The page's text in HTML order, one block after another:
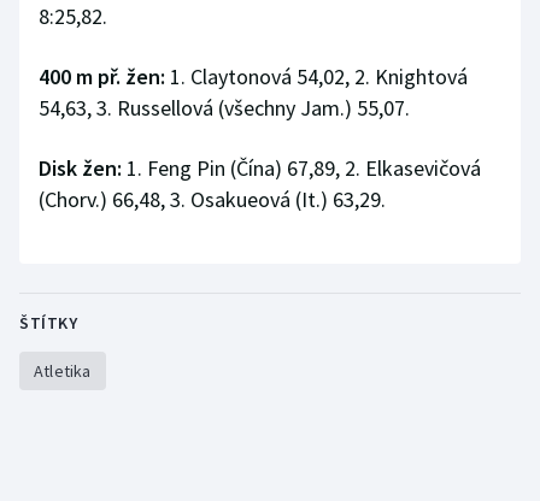
8:25,82.
400 m př. žen: 1. Claytonová 54,02, 2. Knightová
54,63, 3. Russellová (všechny Jam.) 55,07.
Disk žen: 1. Feng Pin (Čína) 67,89, 2. Elkasevičová
(Chorv.) 66,48, 3. Osakueová (It.) 63,29.
ŠTÍTKY
Atletika